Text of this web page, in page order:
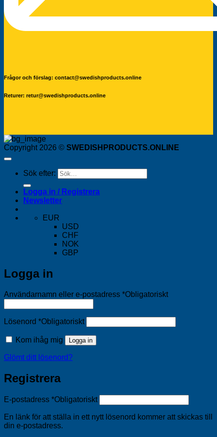
Frågor och förslag: contact@swedishproducts.online
Returer: retur@swedishproducts.online
Copyright 2026 © SWEDISHPRODUCTS.ONLINE
Sök efter:
Logga in / Registrera
Newsletter
EUR
USD
CHF
NOK
GBP
Logga in
Användarnamn eller e-postadress *Obligatoriskt
Lösenord *Obligatoriskt
Kom ihåg mig Logga in
Glömt ditt lösenord?
Registrera
E-postadress *Obligatoriskt
En länk för att ställa in ett nytt lösenord kommer att skickas till
din e-postadress.